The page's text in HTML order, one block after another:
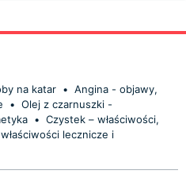
na katar • Angina - objawy,
• Olej z czarnuszki -
• Czystek – właściwości,
lecznicze i